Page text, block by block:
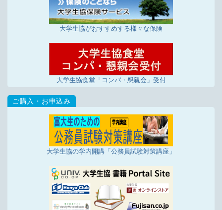
大学生協がおすすめする様々な保険
大学生協食堂「コンパ・懇親会」受付
大学生協の学内開講「公務員試験対策講座」